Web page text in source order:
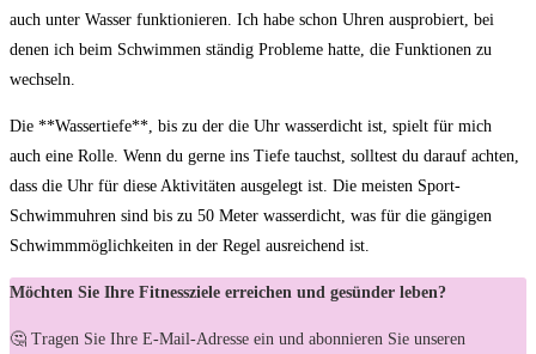
auch⁤ unter Wasser funktionieren.⁢ Ich‌ habe schon Uhren ⁢ausprobiert, bei
denen ich beim Schwimmen ständig Probleme hatte, die⁣ Funktionen zu
wechseln.
Die **Wassertiefe**, bis⁣ zu der die Uhr wasserdicht ist,⁢ spielt für mich
auch eine Rolle. Wenn du gerne‍ ins Tiefe tauchst, solltest du darauf achten,
dass die Uhr für diese Aktivitäten ausgelegt ​ist. Die‌ meisten Sport-
Schwimmuhren⁢ sind bis ⁤zu ⁣50 Meter wasserdicht, was für die gängigen
Schwimmmöglichkeiten in der Regel​ ausreichend ist.
Möchten Sie Ihre Fitnessziele erreichen und gesünder leben?
🤔 Tragen Sie Ihre E-Mail-Adresse ein und abonnieren Sie unseren